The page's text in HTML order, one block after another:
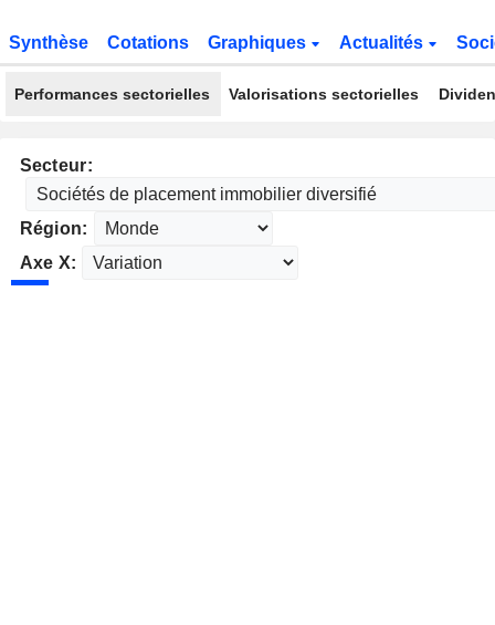
Synthèse Cotations Graphiques Actualités
Performances sectorielles Valorisations sectorielles
Secteur:
Région:
Axe X: